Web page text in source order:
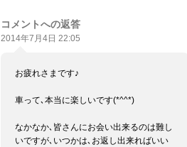
コメントへの返答
2014年7月4日 22:05
お疲れさまです♪
車って､本当に楽しいです(*^^*)
なかなか､皆さんにお会い出来るのは難し
いですが､いつかは､お返し出来ればいい